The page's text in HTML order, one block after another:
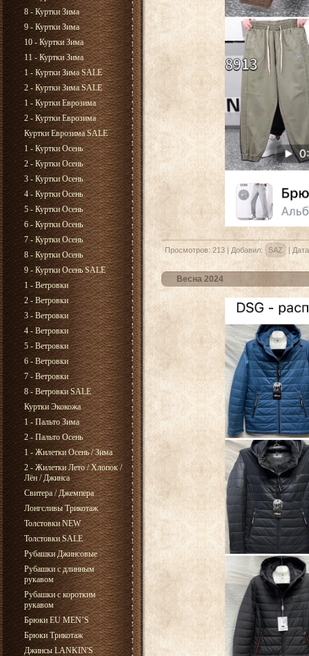
8 - Куртки Зима
9 - Куртки Зима
10 - Куртки Зима
11 - Куртки Зима
1 - Куртки Зима SALE
2 - Куртки Зима SALE
1 - Куртки Еврозима
2 - Куртки Еврозима
Куртки Еврозима SALE
1 - Куртки Осень
2 - Куртки Осень
3 - Куртки Осень
4 - Куртки Осень
5 - Куртки Осень
6 - Куртки Осень
7 - Куртки Осень
8 - Куртки Осень
9 - Куртки Осень SALE
1 - Ветровки
2 - Ветровки
3 - Ветровки
4 - Ветровки
5 - Ветровки
6 - Ветровки
7 - Ветровки
8 - Ветровки SALE
Куртки Экокожа
1 - Пальто Зима
2 - Пальто Осень
1 - Жилетки Осень / Зима
2 - Жилетки Лето / Хлопок /
Лён / Джинса
Свитера / Джемпера
Лонгсливы Трикотаж
Толстовки NEW
Толстовки SALE
Рубашки Джинсовые
Рубашки с длинным
рукавом
Рубашки с коротким
рукавом
Брюки EU MEN’S
Брюки Трикотаж
Джинсы LANKIN'S
Просмотров: 213 | Добавил: SAZ |
Весна 2024